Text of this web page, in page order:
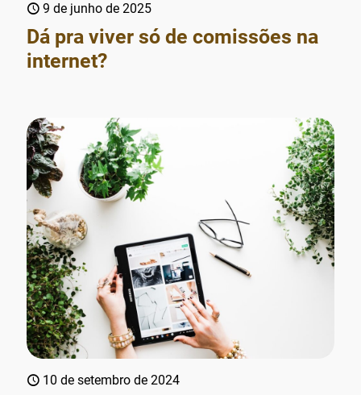
9 de junho de 2025
Dá pra viver só de comissões na
internet?
10 de setembro de 2024